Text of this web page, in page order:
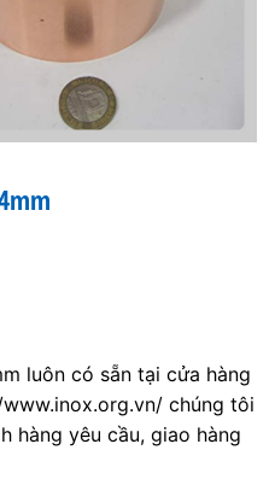
luôn có sẵn tại cửa hàng
chúng tôi
hàng yêu cầu, giao hàng